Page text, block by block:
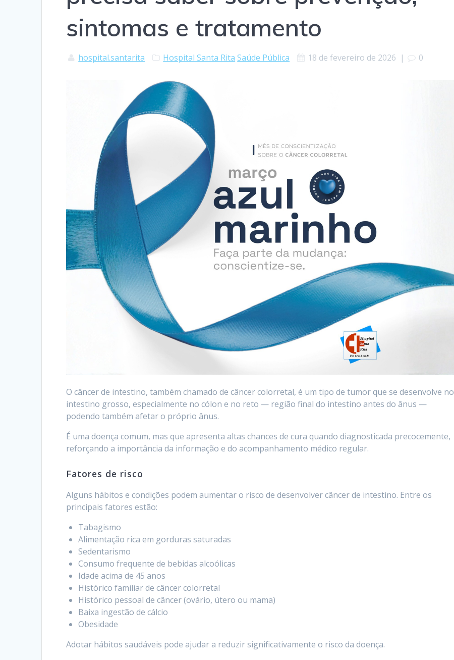
sintomas e tratamento
hospital.santarita Hospital Santa Rita Saúde Pública 18 de fevereiro de 2026 | 0
O câncer de intestino, também chamado de câncer colorretal, é um tipo de tumor que se desenvolve no
intestino grosso, especialmente no cólon e no reto — região final do intestino antes do ânus —
podendo também afetar o próprio ânus.
É uma doença comum, mas que apresenta altas chances de cura quando diagnosticada precocemente,
reforçando a importância da informação e do acompanhamento médico regular.
Fatores de risco
Alguns hábitos e condições podem aumentar o risco de desenvolver câncer de intestino. Entre os
principais fatores estão:
Tabagismo
Alimentação rica em gorduras saturadas
Sedentarismo
Consumo frequente de bebidas alcoólicas
Idade acima de 45 anos
Histórico familiar de câncer colorretal
Histórico pessoal de câncer (ovário, útero ou mama)
Baixa ingestão de cálcio
Obesidade
Adotar hábitos saudáveis pode ajudar a reduzir significativamente o risco da doença.